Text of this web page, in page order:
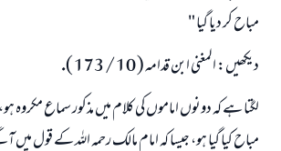
مباح كر ديا گيا "
ديكھيں: المغنى ابن قدامہ ( 10 / 173 ).
لگتا ہے كہ دونوں اماموں كى كلام ميں مذكور سماع مكروہ
مباح كيا گيا ہو، جيسا كہ امام مالك رحمہ اللہ كے قول ميں